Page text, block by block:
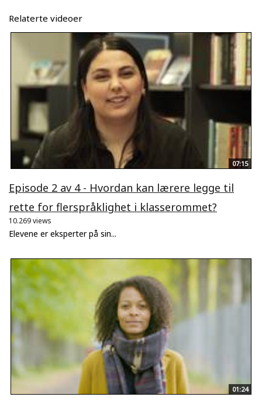
Relaterte videoer
07:15
Episode 2 av 4 - Hvordan kan lærere legge til
rette for flerspråklighet i klasserommet?
10.269 views
Elevene er eksperter på sin...
01:24